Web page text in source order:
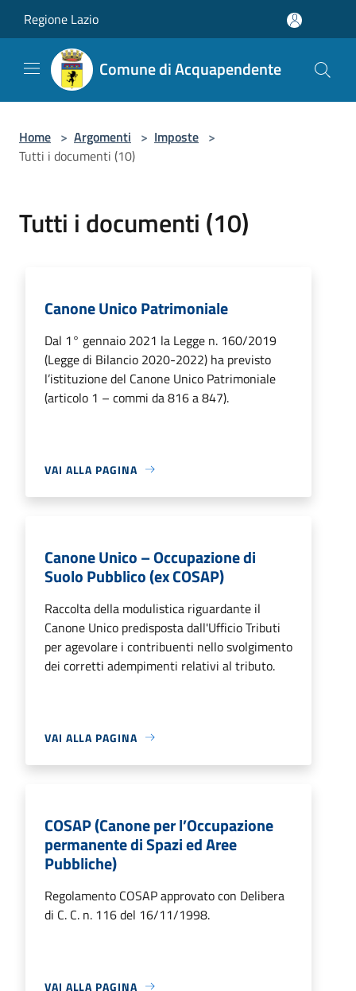
Regione Lazio
Comune di Acquapendente
Home > Argomenti > Imposte >
Tutti i documenti (10)
Tutti i documenti (10)
Canone Unico Patrimoniale
Dal 1° gennaio 2021 la Legge n. 160/2019
(Legge di Bilancio 2020-2022) ha previsto
l’istituzione del Canone Unico Patrimoniale
(articolo 1 – commi da 816 a 847).
VAI ALLA PAGINA
Canone Unico – Occupazione di
Suolo Pubblico (ex COSAP)
Raccolta della modulistica riguardante il
Canone Unico predisposta dall'Ufficio Tributi
per agevolare i contribuenti nello svolgimento
dei corretti adempimenti relativi al tributo.
VAI ALLA PAGINA
COSAP (Canone per l’Occupazione
permanente di Spazi ed Aree
Pubbliche)
Regolamento COSAP approvato con Delibera
di C. C. n. 116 del 16/11/1998.
VAI ALLA PAGINA